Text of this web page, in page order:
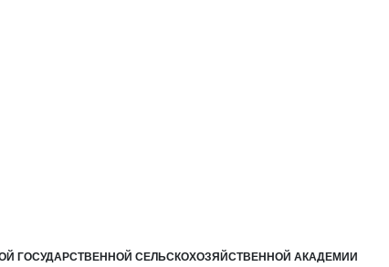
ГОСУДАРСТВЕННОЙ СЕЛЬСКОХОЗЯЙСТВЕННОЙ АКАДЕМИИ